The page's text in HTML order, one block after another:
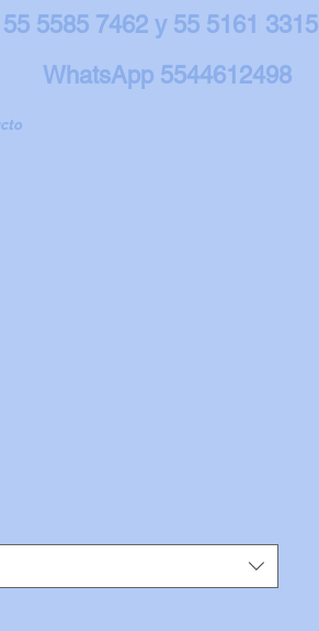
55 5585 7462 y 55 5161 3315
WhatsApp 5544612498